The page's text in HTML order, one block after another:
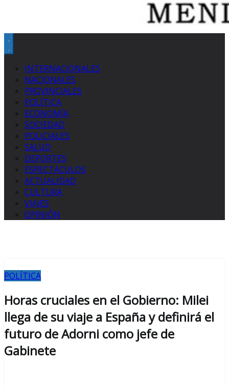
INTERNACIONALES
NACIONALES
PROVINCIALES
POLÍTICA
ECONOMÍA
SOCIEDAD
POLICIALES
SALUD
DEPORTES
ESPECTÁCULOS
ACTUALIDAD
CULTURA
VIAJES
OPINIÓN
POLÍTICA
Horas cruciales en el Gobierno: Milei
llega de su viaje a España y definirá el
futuro de Adorni como jefe de
Gabinete